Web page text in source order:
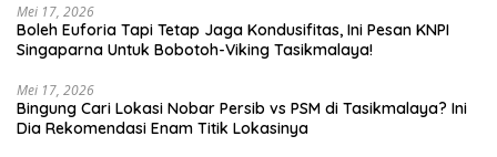
Mei 17, 2026
Boleh Euforia Tapi Tetap Jaga Kondusifitas, Ini Pesan KNPI
Singaparna Untuk Bobotoh-Viking Tasikmalaya!
Mei 17, 2026
Bingung Cari Lokasi Nobar Persib vs PSM di Tasikmalaya? Ini
Dia Rekomendasi Enam Titik Lokasinya